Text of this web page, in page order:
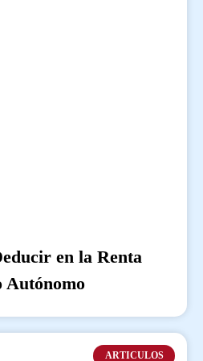
en la Renta
Autónomo
ARTICULOS